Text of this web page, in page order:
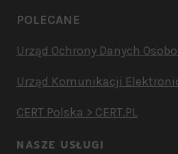
POLECANE
Urząd Ochrony Danych
Urząd Komunikacji
CERT Polska > CERT.PL
NASZE USŁUGI